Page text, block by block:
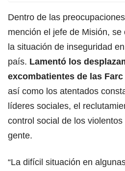
Dentro de las
mención el jefe de Misión,
la situación de inseguridad
país. Lamentó los
excombatientes de las
así como los atentados
líderes sociales, el
control social de los
gente.
“La difícil situación en